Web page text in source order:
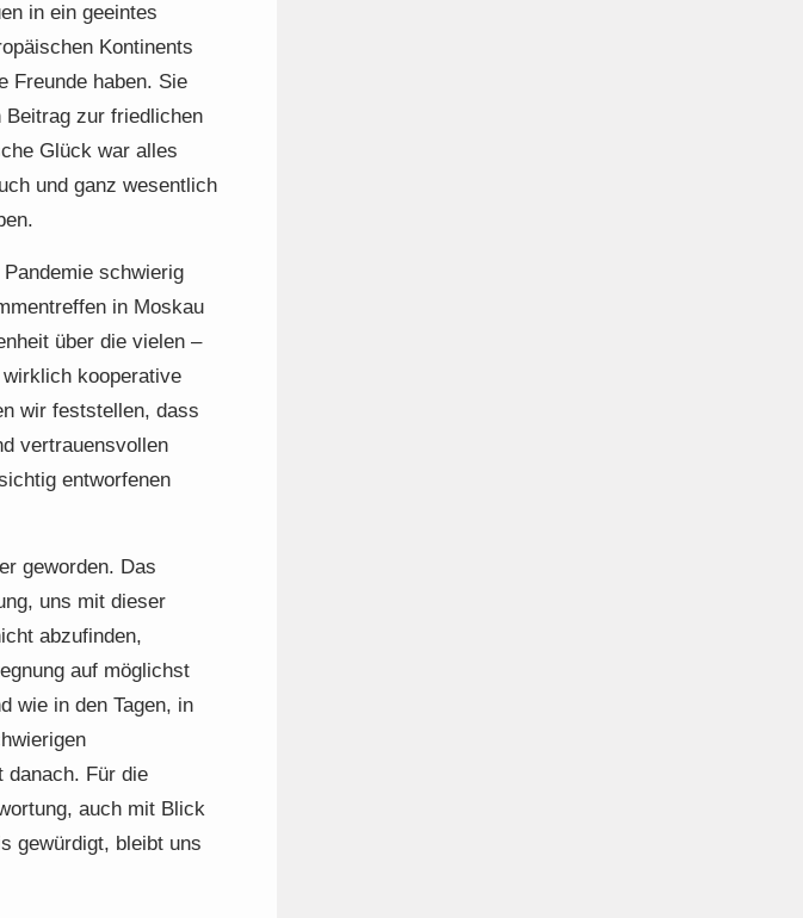
in ein geeintes
Kontinents
Freunde haben. Sie
zur friedlichen
Glück war alles
und ganz wesentlich
schwierig
in Moskau
über die vielen –
kooperative
wir feststellen, dass
vertrauensvollen
entworfenen
geworden. Das
uns mit dieser
abzufinden,
auf möglichst
wie in den Tagen, in
danach. Für die
auch mit Blick
gewürdigt, bleibt uns